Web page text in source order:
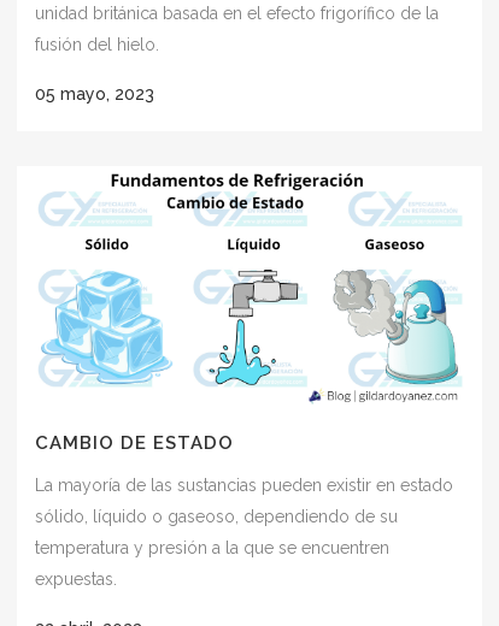
unidad británica basada en el efecto frigorífico de la
fusión del hielo.
05 mayo, 2023
CAMBIO DE ESTADO
La mayoría de las sustancias pueden existir en estado
sólido, líquido o gaseoso, dependiendo de su
temperatura y presión a la que se encuentren
expuestas.